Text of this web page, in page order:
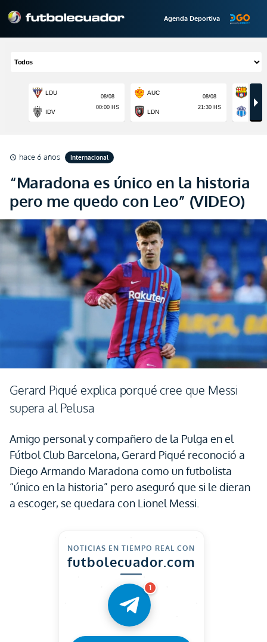
Agenda Deportiva
schedule hace 6 años Internacional
“Maradona es único en la historia
pero me quedo con Leo” (VIDEO)
Gerard Piqué explica porqué cree que Messi
supera al Pelusa
Amigo personal y compañero de la Pulga en el
Fútbol Club Barcelona, Gerard Piqué reconoció a
Diego Armando Maradona como un futbolista
“único en la historia” pero aseguró que si le dieran
a escoger, se quedara con Lionel Messi.
NOTICIAS EN TIEMPO REAL CON
futbolecuador.com
1